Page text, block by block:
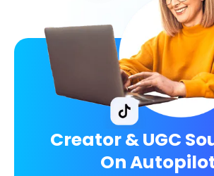
Creator & UGC
On